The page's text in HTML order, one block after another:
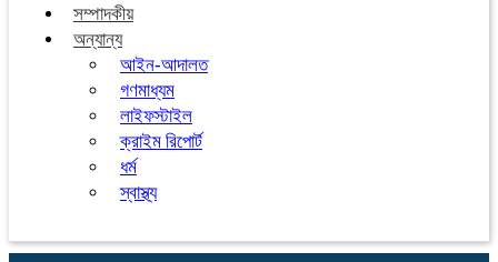
সম্পাদকীয়
অন্যান্য
আইন-আদালত
গণমাধ্যম
লাইফস্টাইল
ক্রাইম রিপোর্ট
ধর্ম
স্বাস্থ্য